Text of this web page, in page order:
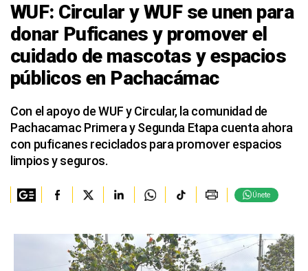
WUF: Circular y WUF se unen para
donar Puficanes y promover el
cuidado de mascotas y espacios
públicos en Pachacámac
Con el apoyo de WUF y Circular, la comunidad de
Pachacamac Primera y Segunda Etapa cuenta ahora
con puficanes reciclados para promover espacios
limpios y seguros.
Únete